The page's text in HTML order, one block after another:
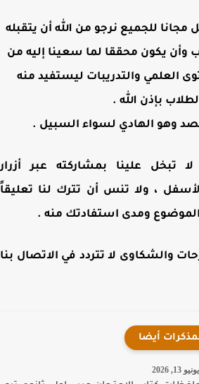
للجميع نرجو من الله أن يتقبله
يكون محققا لما سعينا إليه من
العلمي والتدريبات ليستفيد منه
بإذن الله .
وهو الهادي لسواء السبيل .
علينا بمشاركته عبر أزرار
، ولا تنس أن تترك لنا تعليقاً
ومدى استفادتك منه .
لا تتردد في الاتصال بنا
أيضا